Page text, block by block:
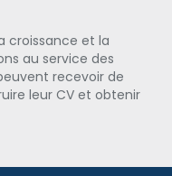
croissance et la
au service des
recevoir de
leur CV et obtenir